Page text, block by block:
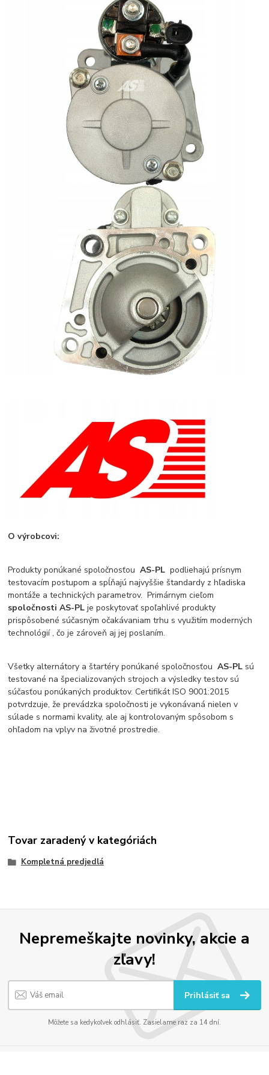
O výrobcovi:
Produkty ponúkané spoločnosťouAS-PL podliehajú prísnym
testovacím postupom a spĺňajú najvyššie štandardy z hľadiska
montáže a technických parametrov. Primárnym cieľom
spoločnosti AS-PL je poskytovať spoľahlivé produkty
prispôsobené súčasným očakávaniam trhu s využitím moderných
technológií , čo je zároveň aj jej poslaním.
Všetky alternátory a štartéry ponúkané spoločnosťouAS-PL sú
testované na špecializovaných strojoch a výsledky testov sú
súčasťou ponúkaných produktov. Certifikát ISO 9001:2015
potvrdzuje, že prevádzka spoločnosti je vykonávaná nielen v
súlade s normami kvality, ale aj kontrolovaným spôsobom s
ohľadom na vplyv na životné prostredie.
Tovar zaradený v kategóriách
Kompletná predjedlá
Nepremeškajte novinky, akcie a
zľavy!
Prihlásiť sa
Môžete sa kedykoľvek odhlásiť. Zasielame raz za 14 dní.